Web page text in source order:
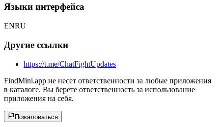
Языки интерфейса
ENRU
Другие ссылки
https://t.me/ChatFightUpdates
FindMini.app не несет ответственности за любые приложения
в каталоге. Вы берете ответственность за использование
приложения на себя.
Пожаловаться